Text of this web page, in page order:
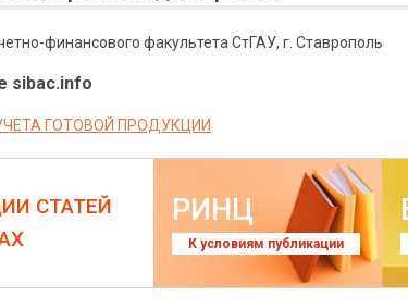
финансового факультета СтГАУ, г. Ставрополь
sibac.info
ГОТОВОЙ ПРОДУКЦИИ
СТАТЕЙ
РИНЦ
К условиям публикации